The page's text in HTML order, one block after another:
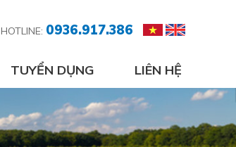
HOTLINE: 0936.917.386
TUYỂN DỤNG LIÊN HỆ